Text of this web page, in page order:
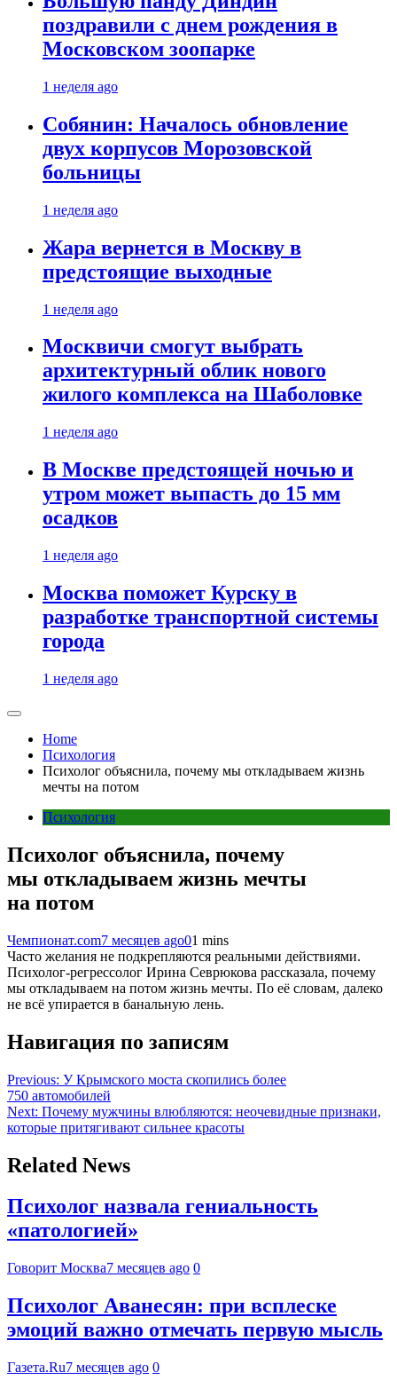
поздравили с днем рождения в
Московском зоопарке
1 неделя ago
Собянин: Началось обновление
двух корпусов Морозовской
больницы
1 неделя ago
Жара вернется в Москву в
предстоящие выходные
1 неделя ago
Москвичи смогут выбрать
архитектурный облик нового
жилого комплекса на Шаболовке
1 неделя ago
В Москве предстоящей ночью и
утром может выпасть до 15 мм
осадков
1 неделя ago
Москва поможет Курску в
разработке транспортной системы
города
1 неделя ago
Home
Психология
Психолог объяснила, почему мы откладываем жизнь
мечты на потом
Психология
Психолог объяснила, почему
мы откладываем жизнь мечты
на потом
Чемпионат.com7 месяцев ago01 mins
Часто желания не подкрепляются реальными действиями.
Психолог-регрессолог Ирина Севрюкова рассказала, почему
мы откладываем на потом жизнь мечты. По её словам, далеко
не всё упирается в банальную лень.
Навигация по записям
Previous: У Крымского моста скопились более
750 автомобилей
Next: Почему мужчины влюбляются: неочевидные признаки,
которые притягивают сильнее красоты
Related News
Психолог назвала гениальность
«патологией»
Говорит Москва7 месяцев ago 0
Психолог Аванесян: при всплеске
эмоций важно отмечать первую мысль
Газета.Ru7 месяцев ago 0